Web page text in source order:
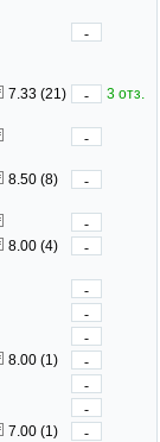
-
7.33 (21) -
3 отз.
-
8.50 (8)
-
-
8.00 (4)
-
-
-
-
8.00 (1)
-
-
-
7.00 (1)
-